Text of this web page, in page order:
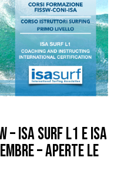
– ISA SURF L1 e ISA
– APERTE LE